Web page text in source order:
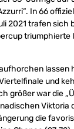
In 66
2021 trafen sich
triumphierte
lassen
und
größer war die
die